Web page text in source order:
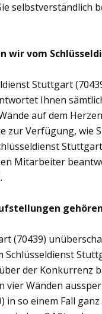
selbstverständlich
wir vom
Stuttgart
Ihnen
auf dem
zur Verfügung, wie
Mitarbeiter
(70439)
der Konkurrenz
Wänden
in so einem Fall